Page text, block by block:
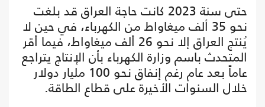
حتى سنة 2023 كانت حاجة العراق قد بلغت
نحو 35 ألف ميغاواط من الكهرباء، في حين لا
يُنتج العراق إلا نحو 26 ألف ميغاواط، فيما أقر
المتحدث باسم وزارة الكهرباء بأن الإنتاج يتراجع
عاماً بعد عام رغم إنفاق نحو 100 مليار دولار
خلال السنوات الأخيرة على قطاع الطاقة.